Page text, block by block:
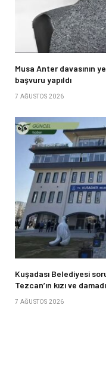
Musa Anter davasının
başvuru yapıldı
7 AĞUSTOS 2026
Kuşadası Belediyesi
Tezcan’ın kızı ve
7 AĞUSTOS 2026